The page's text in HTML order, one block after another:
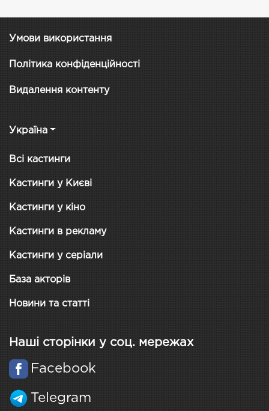
Умови використання
Політика конфіденційності
Видалення контенту
Україна
Всі кастинги
Кастинги у Києві
Кастинги у кіно
Кастинги в рекламу
Кастинги у серіали
База акторів
Новини та статті
Наші сторінки у соц. мережах
Facebook
Telegram